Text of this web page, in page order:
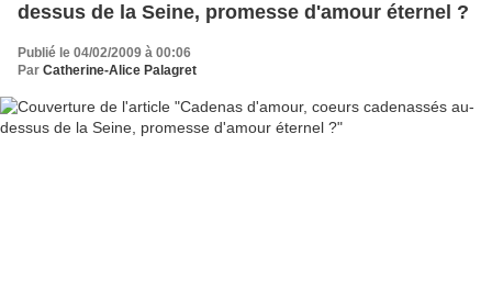
dessus de la Seine, promesse d'amour éternel ?
Publié le 04/02/2009 à 00:06
Par Catherine-Alice Palagret